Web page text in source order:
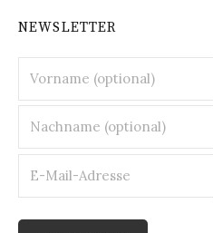
NEWSLETTER